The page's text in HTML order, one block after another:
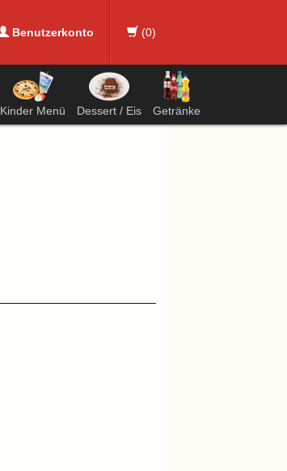
Benutzerkonto (0)
Kinder Menü Dessert / Eis Getränke